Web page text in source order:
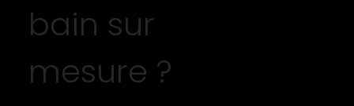
bain sur
mesure ?